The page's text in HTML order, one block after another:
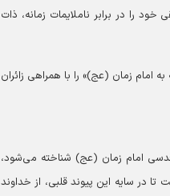
را در برابر ناملایمات زمانه، ذات
امام زمان (عج)» را با همراهی زائران
امام زمان (عج) شناخته می‌شود،
در سایه این پیوند قلبی، از خداوند